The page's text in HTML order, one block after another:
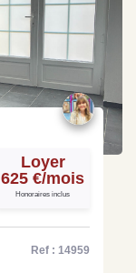
Loyer
625 €/mois
Honoraires inclus
Ref : 14959